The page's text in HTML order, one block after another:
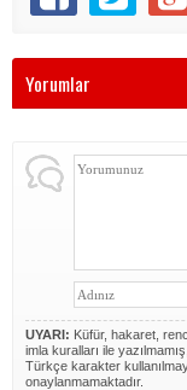
Yorumlar
UYARI: Küfür, hakaret,
imla kuralları ile yazılmamış,
Türkçe karakter
onaylanmamaktadır.